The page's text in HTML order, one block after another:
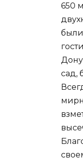
650
были
сад,